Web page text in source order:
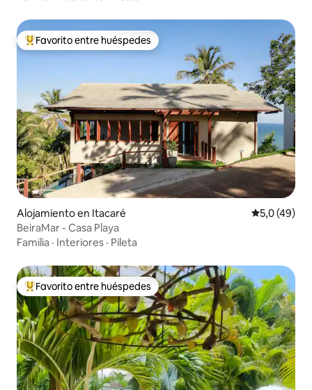
Favorito entre los huéspedes más destacados
Favorito entre huéspedes
Alojamiento en Itacaré Calificación
5,0 (49)
BeiraMar - Casa Playa
Familia · Interiores · Pileta
Favorito entre los huéspedes más destacados
Favorito entre huéspedes